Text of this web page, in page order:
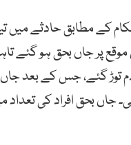
1122 حکام کے مطابق حادثے
پر جاں بحق ہو گئے
توڑ گئے، جس کے بعد جاں
جاں بحق افراد کی